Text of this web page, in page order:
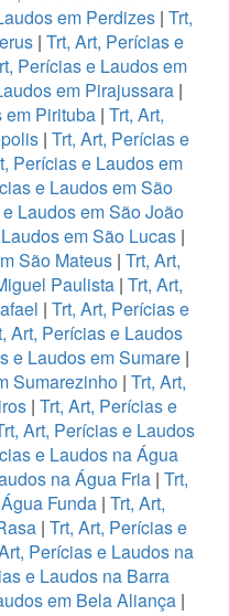
em Perdizes | Trt,
| Trt, Art, Perícias e
Perícias e Laudos em
em Pirajussara |
em Pirituba| Trt, Art,
| Trt, Art, Perícias e
Perícias e Laudos em
e Laudos em São
Laudos em São João
em São Lucas|
São Mateus | Trt, Art,
Paulista| Trt, Art,
| Trt, Art, Perícias e
Art, Perícias e Laudos
e Laudos em Sumare |
Sumarezinho| Trt, Art,
| Trt, Art, Perícias e
Art, Perícias e Laudos
e Laudos na Água
na Água Fria | Trt,
Funda| Trt, Art,
| Trt, Art, Perícias e
Perícias e Laudos na
e Laudos na Barra
em Bela Aliança |